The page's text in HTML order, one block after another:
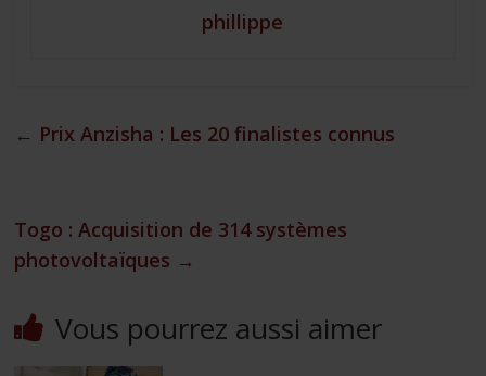
phillippe
← Prix Anzisha : Les 20 finalistes connus
Togo : Acquisition de 314 systèmes
photovoltaïques →
Vous pourrez aussi aimer